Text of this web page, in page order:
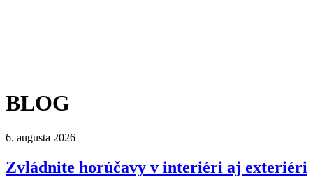
BLOG
6. augusta 2026
Zvládnite horúčavy v interiéri aj exteriéri